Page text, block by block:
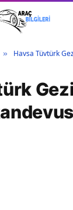
» Havsa Tüvtürk Gezici